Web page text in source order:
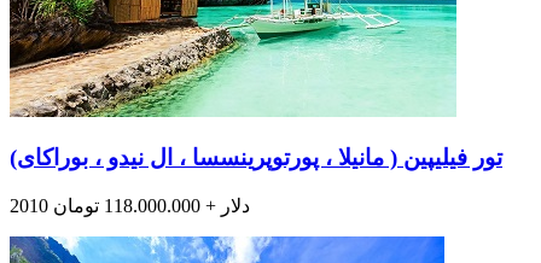
تور فیلیپین ( مانیلا ، پورتوپرینسسا ، ال نیدو ، بوراکای)
2010 دلار + 118.000.000 تومان